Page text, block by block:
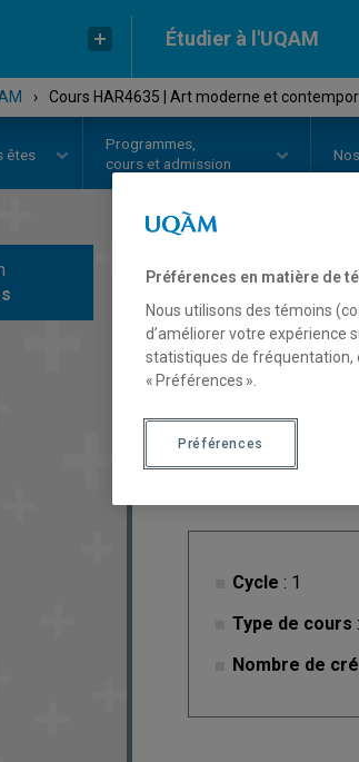
Étudier à l'UQAM
› Cours HAR4635 | Art moderne et
êtes
Programmes,
cours et admission
Nos
COURS//
Description
Cycle : 1
Type de cours
Nombre de
Préférences en matière de
Nous utilisons des témoins
d’améliorer votre expérience
statistiques de fréquentation,
« Préférences ».
Préférences